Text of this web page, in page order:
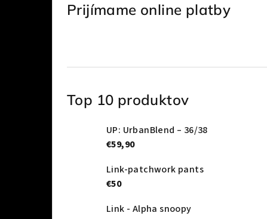
Prijímame online platby
Top 10 produktov
UP: UrbanBlend – 36/38
€59,90
Link-patchwork pants
€50
Link - Alpha snoopy